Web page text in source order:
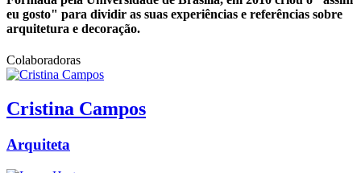
eu gosto" para dividir as suas experiências e referências sobre
arquitetura e decoração.
Colaboradoras
Cristina Campos
Arquiteta